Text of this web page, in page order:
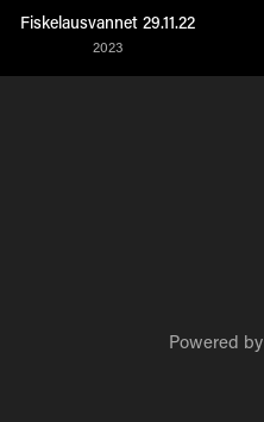
Fiskelausvannet 29.11.22
2023
Powered by